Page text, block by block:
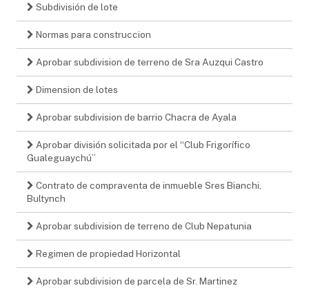
Subdivisión de lote
Normas para construccion
Aprobar subdivision de terreno de Sra Auzqui Castro
Dimension de lotes
Aprobar subdivision de barrio Chacra de Ayala
Aprobar división solicitada por el “Club Frigorífico
Gualeguaychú”
Contrato de compraventa de inmueble Sres Bianchi,
Bultynch
Aprobar subdivision de terreno de Club Nepatunia
Regimen de propiedad Horizontal
Aprobar subdivision de parcela de Sr. Martinez